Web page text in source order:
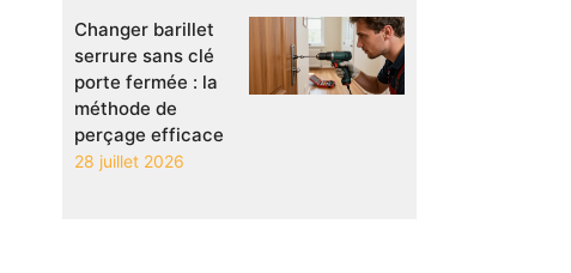
Changer barillet
serrure sans clé
porte fermée : la
méthode de
perçage efficace
28 juillet 2026